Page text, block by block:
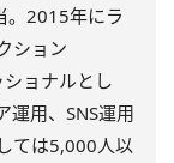
。2015年にラ
ション
ショナルとし
運用、SNS運用
ては5,000人以